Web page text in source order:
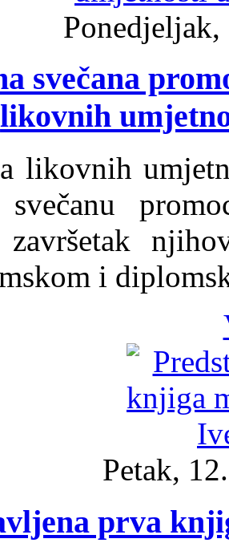
svečana
likovnih
likovnih
i
Petak,
prva